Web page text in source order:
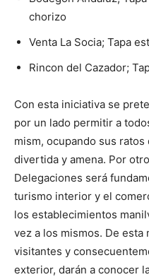
chorizo
Venta La Socia; Tapa
Rincon del Cazador;
Con esta iniciativa se
por un lado permitir a
mism, ocupando sus
divertida y amena. Por
Delegaciones será
turismo interior y el
los establecimientos
vez a los mismos. De esta
visitantes y
exterior, darán a conocer